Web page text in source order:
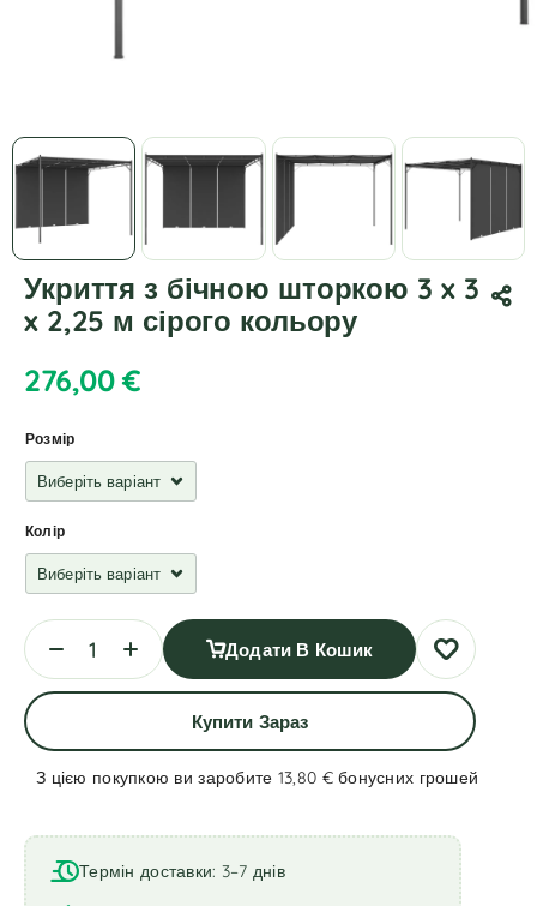
Укриття з бічною шторкою 3 x 3
x 2,25 м сірого кольору
276,00€
Розмір
Колір
Додати В Кошик
Купити Зараз
З цією покупкою ви заробите 13,80 €бонусних грошей
l
t
e
Термін доставки: 3–7 днів